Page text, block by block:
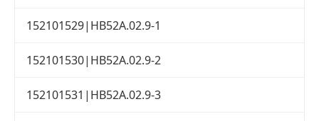
152101529|HB52A.02.9-1
152101530|HB52A.02.9-2
152101531|HB52A.02.9-3